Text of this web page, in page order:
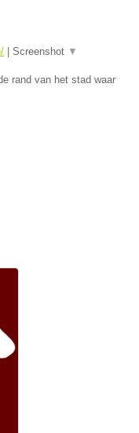
Screenshot ▼
rand van het stad waar